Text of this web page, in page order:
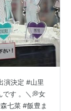
演決定 #山里
です 。＼💭女
七菜 #飯豊ま